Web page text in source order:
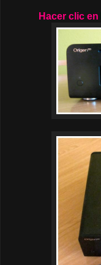
Hacer clic